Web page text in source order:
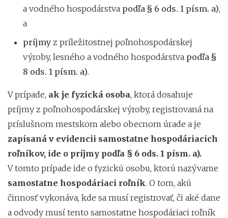
a vodného hospodárstva podľa § 6 ods. 1 písm. a),
a
príjmy z príležitostnej poľnohospodárskej
výroby, lesného a vodného hospodárstva podľa §
8 ods. 1 písm. a).
V prípade, ak je fyzická osoba, ktorá dosahuje
príjmy z poľnohospodárskej výroby, registrovaná na
príslušnom mestskom alebo obecnom úrade a je
zapísaná v evidencii samostatne hospodáriacich
roľníkov, ide o príjmy podľa § 6 ods. 1 písm. a).
V tomto prípade ide o fyzickú osobu, ktorú nazývame
samostatne hospodáriaci roľník. O tom, akú
činnosť vykonáva, kde sa musí registrovať, či aké dane
a odvody musí tento samostatne hospodáriaci roľník